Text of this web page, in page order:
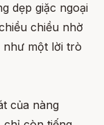
dẹp giặc ngoại
chiều nhờ
như một lời trò
của nàng